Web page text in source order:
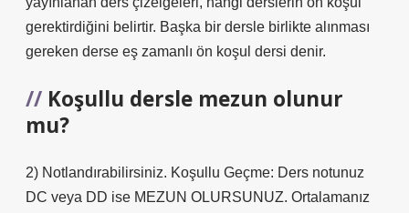
gerektirdiğini belirtir. Başka bir dersle birlikte alınması
gereken derse eş zamanlı ön koşul dersi denir.
Koşullu dersle mezun olunur
mu?
2) Notlandırabilirsiniz. Koşullu Geçme: Ders notunuz
DC veya DD ise MEZUN OLURSUNUZ. Ortalamanız